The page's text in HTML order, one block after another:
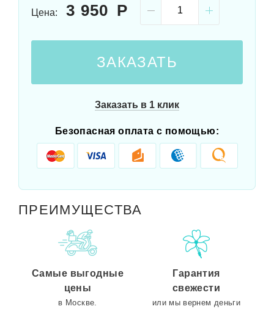
Цена: 3 950
ЗАКАЗАТЬ
Заказать в 1 клик
Безопасная оплата с помощью:
ПРЕИМУЩЕСТВА
Самые выгодные
цены
в Москве.
Гарантия
свежести
или мы вернем деньги